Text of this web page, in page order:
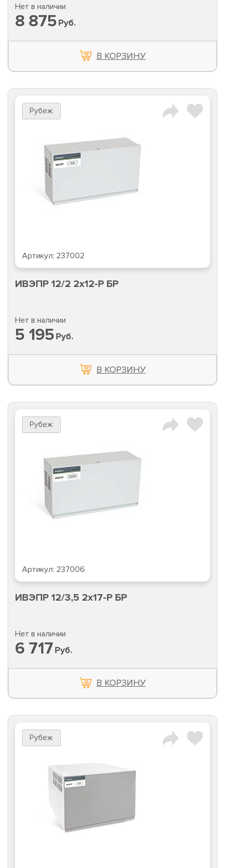
Нет в наличии
8 875 Руб.
В КОРЗИНУ
Рубеж
Артикул: 237002
ИВЭПР 12/2 2х12-Р БР
Нет в наличии
5 195 Руб.
В КОРЗИНУ
Рубеж
Артикул: 237006
ИВЭПР 12/3,5 2х17-Р БР
Нет в наличии
6 717 Руб.
В КОРЗИНУ
Рубеж